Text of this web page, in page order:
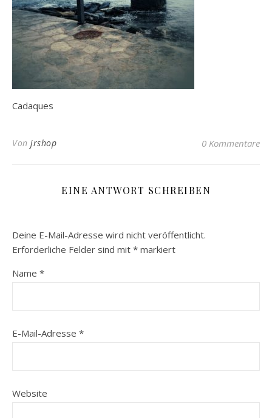
Cadaques
Von jrshop 0 Kommentare
EINE ANTWORT SCHREIBEN
Deine E-Mail-Adresse wird nicht veröffentlicht.
Erforderliche Felder sind mit * markiert
Name *
E-Mail-Adresse *
Website